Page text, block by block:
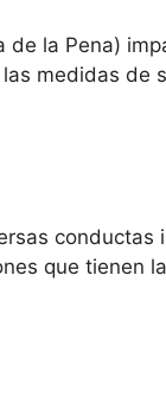
de la Pena)
medidas de
conductas
que tienen